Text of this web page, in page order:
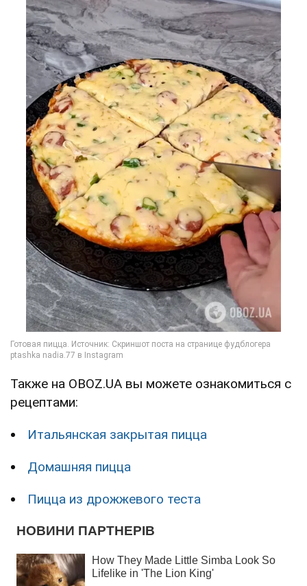
Также на OBOZ.UA вы можете ознакомиться с
рецептами:
Итальянская закрытая пицца
Домашняя пицца
Пицца из дрожжевого теста